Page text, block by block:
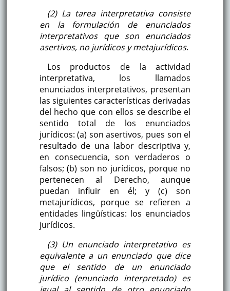
(2) La tarea interpretativa consiste
en la formulación de enunciados
interpretativos que son enunciados
asertivos, no jurídicos y metajurídicos.
Los productos de la actividad
interpretativa, los llamados
enunciados interpretativos, presentan
las siguientes características derivadas
del hecho que con ellos se describe el
sentido total de los enunciados
jurídicos: (a) son asertivos, pues son el
resultado de una labor descriptiva y,
en consecuencia, son verdaderos o
falsos; (b) son no jurídicos, porque no
pertenecen al Derecho, aunque
puedan influir en él; y (c) son
metajurídicos, porque se refieren a
entidades lingüísticas: los enunciados
jurídicos.
(3) Un enunciado interpretativo es
equivalente a un enunciado que dice
que el sentido de un enunciado
jurídico (enunciado interpretado) es